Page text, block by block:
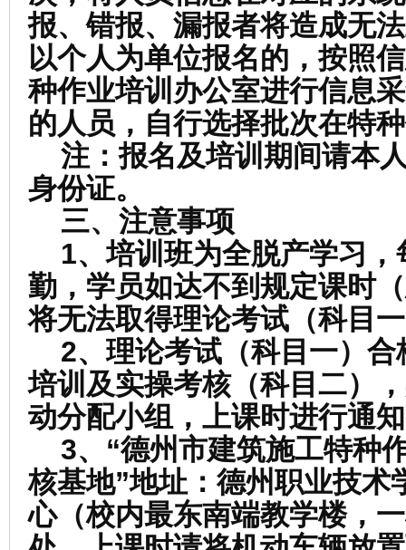
报、错报、漏报者将造成无
以个人为单位报名的，按照
种作业培训办公室进行信息
的人员，自行选择批次在特
注：报名及培训期间请本
身份证。
三、注意事项
1、培训班为全脱产学习
勤，学员如达不到规定课时
将无法取得理论考试（科目
2、理论考试（科目一）
培训及实操考核（科目二）
动分配小组，上课时进行通
3、“德州市建筑施工特种
核基地”地址：德州职业技术
心（校内最东南端教学楼，